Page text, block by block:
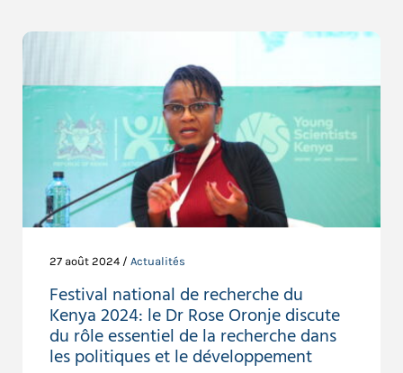
27 août 2024 / Actualités
Festival national de recherche du
Kenya 2024: le Dr Rose Oronje discute
du rôle essentiel de la recherche dans
les politiques et le développement